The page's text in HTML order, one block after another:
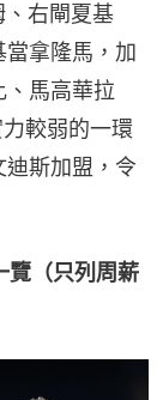
、右閘夏基
拿隆馬，加
、馬高華拉
較弱的一環
斯加盟，令
覽（只列周薪